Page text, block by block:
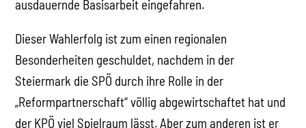
ausdauernde Basisarbeit eingefahren.
Dieser Wahlerfolg ist zum einen regionalen
Besonderheiten geschuldet, nachdem in der
Steiermark die SPÖ durch ihre Rolle in der
„Reformpartnerschaft“ völlig abgewirtschaftet hat und
der KPÖ viel Spielraum lässt. Aber zum anderen ist er